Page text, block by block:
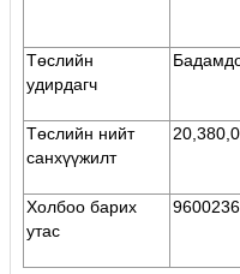
Төслийн
удирдагч
Төслийн нийт
санхүүжилт
Холбоо барих
утас